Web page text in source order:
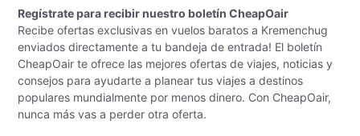
Regístrate para recibir nuestro boletín CheapOair
Recibe ofertas exclusivas en vuelos baratos a Kremenchug
enviados directamente a tu bandeja de entrada! El boletín
CheapOair te ofrece las mejores ofertas de viajes, noticias y
consejos para ayudarte a planear tus viajes a destinos
populares mundialmente por menos dinero. Con CheapOair,
nunca más vas a perder otra oferta.